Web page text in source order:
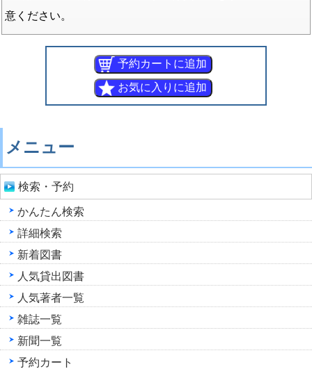
意ください。
メニュー
検索・予約
かんたん検索
詳細検索
新着図書
人気貸出図書
人気著者一覧
雑誌一覧
新聞一覧
予約カート